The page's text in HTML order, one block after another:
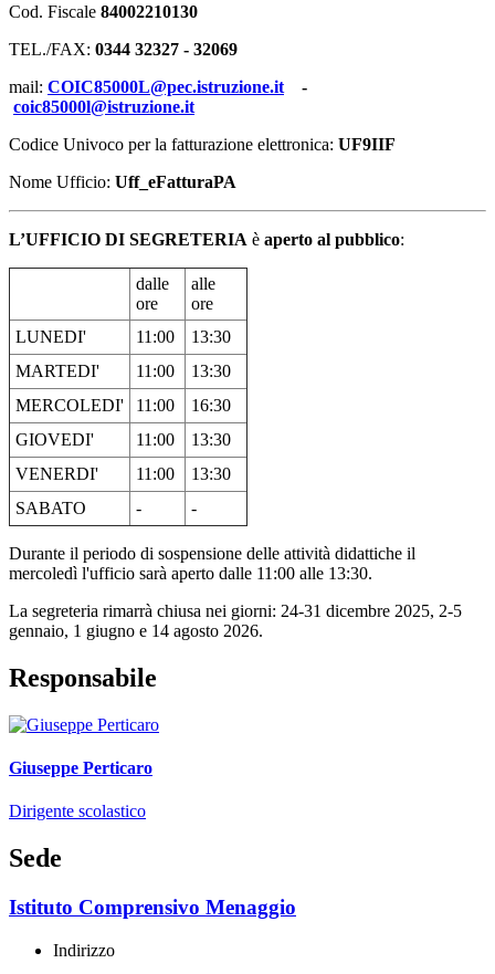
Cod. Fiscale 84002210130
TEL./FAX: 0344 32327 - 32069
mail: COIC85000L@pec.istruzione.it -
coic85000l@istruzione.it
Codice Univoco per la fatturazione elettronica: UF9IIF
Nome Ufficio: Uff_eFatturaPA
L’UFFICIO DI SEGRETERIA è aperto al pubblico:
dalle
ore
alle
ore
LUNEDI'
11:00
13:30
MARTEDI'
11:00
13:30
MERCOLEDI'
11:00
16:30
GIOVEDI'
11:00
13:30
VENERDI'
11:00
13:30
SABATO
- -
Durante il periodo di sospensione delle attività didattiche il
mercoledì l'ufficio sarà aperto dalle 11:00 alle 13:30.
La segreteria rimarrà chiusa nei giorni: 24-31 dicembre 2025, 2-5
gennaio, 1 giugno e 14 agosto 2026.
Responsabile
Giuseppe Perticaro
Dirigente scolastico
Sede
Istituto Comprensivo Menaggio
Indirizzo